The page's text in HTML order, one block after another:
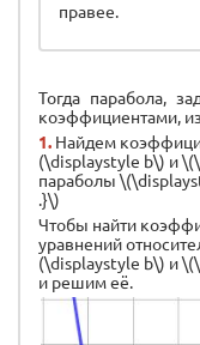
правее.
Тогда парабола,
коэффициентами,
1. Найдем
(\displaystyle b\) и
параболы
.}\)
Чтобы найти
уравнений
(\displaystyle b\) и
и решим её.